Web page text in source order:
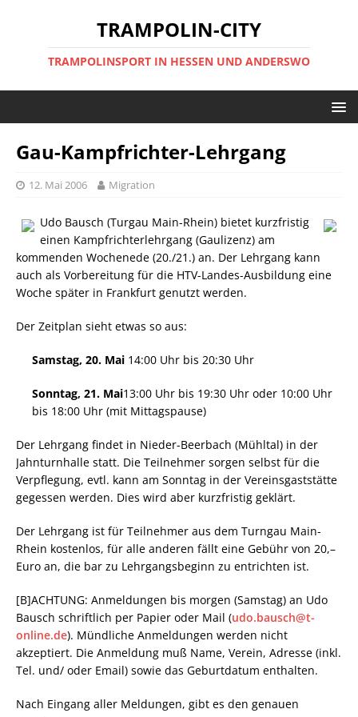
TRAMPOLIN-CITY
TRAMPOLINSPORT IN HESSEN UND ANDERSWO
Gau-Kampfrichter-Lehrgang
12. Mai 2006 Migration
Udo Bausch (Turgau Main-Rhein) bietet kurzfristig
einen Kampfrichterlehrgang (Gaulizenz) am
kommenden Wochenede (20./21.) an. Der Lehrgang kann
auch als Vorbereitung für die HTV-Landes-Ausbildung eine
Woche später in Frankfurt genutzt werden.
Der Zeitplan sieht etwas so aus:
Samstag, 20. Mai 14:00 Uhr bis 20:30 Uhr
Sonntag, 21. Mai13:00 Uhr bis 19:30 Uhr oder 10:00 Uhr
bis 18:00 Uhr (mit Mittagspause)
Der Lehrgang findet in Nieder-Beerbach (Mühltal) in der
Jahnturnhalle statt. Die Teilnehmer sorgen selbst für die
Verpflegung, evtl. kann am Sonntag in der Vereinsgaststätte
gegessen werden. Dies wird aber kurzfristig geklärt.
Der Lehrgang ist für Teilnehmer aus dem Turngau Main-
Rhein kostenlos, für alle anderen fällt eine Gebühr von 20,–
Euro an, die bar zu Lehrgangsbeginn zu entrichten ist.
[B]ACHTUNG: Anmeldungen bis morgen (Samstag) an Udo
Bausch schriftlich per Papier oder Mail (udo.bausch@t-
online.de). Mündliche Anmeldungen werden nicht
akzeptiert. Die Anmeldung muß Name, Verein, Adresse (inkl.
Tel. und/ oder Email) sowie das Geburtdatum enthalten.
Nach Eingang aller Meldungen, gibt es den genauen